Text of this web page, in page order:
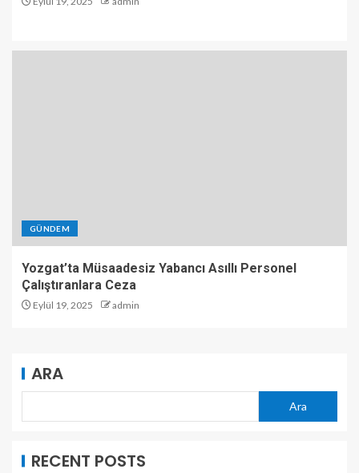
GÜNDEM
Yozgat’ta Müsaadesiz Yabancı Asıllı Personel
Çalıştıranlara Ceza
Eylül 19, 2025 admin
ARA
Ara
RECENT POSTS